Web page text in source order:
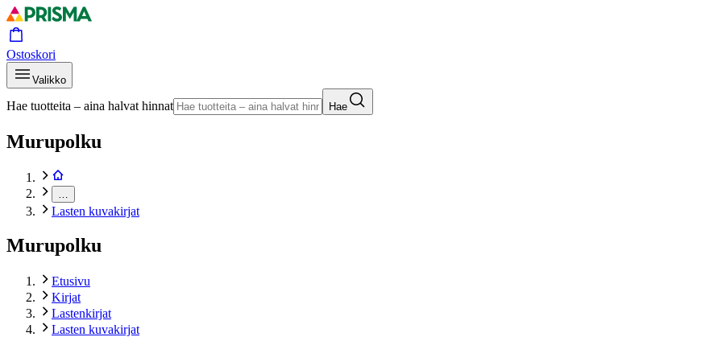
Ostoskori
Valikko
Hae tuotteita – aina halvat hinnat Hae
Murupolku
Lasten kuvakirjat
Murupolku
Etusivu
Kirjat
Lastenkirjat
Lasten kuvakirjat